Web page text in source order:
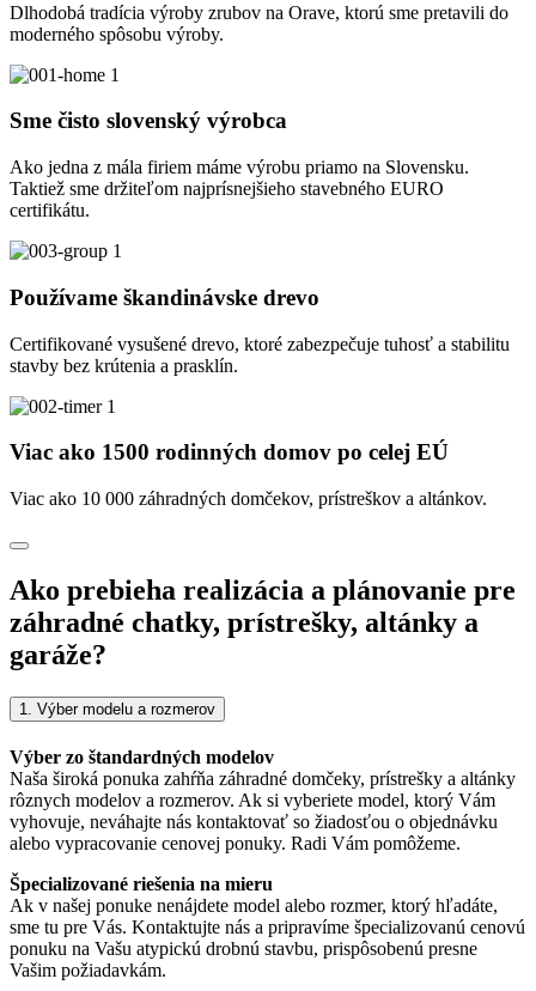
Dlhodobá tradícia výroby zrubov na Orave, ktorú sme pretavili do
moderného spôsobu výroby.
Sme čisto slovenský výrobca
Ako jedna z mála firiem máme výrobu priamo na Slovensku.
Taktiež sme držiteľom najprísnejšieho stavebného EURO
certifikátu.
Používame škandinávske drevo
Certifikované vysušené drevo, ktoré zabezpečuje tuhosť a stabilitu
stavby bez krútenia a prasklín.
Viac ako 1500 rodinných domov po celej EÚ
Viac ako 10 000 záhradných domčekov, prístreškov a altánkov.
Ako prebieha realizácia a plánovanie pre
záhradné chatky, prístrešky, altánky a
garáže?
1. Výber modelu a rozmerov
Výber zo štandardných modelov
Naša široká ponuka zahŕňa záhradné domčeky, prístrešky a altánky
rôznych modelov a rozmerov. Ak si vyberiete model, ktorý Vám
vyhovuje, neváhajte nás kontaktovať so žiadosťou o objednávku
alebo vypracovanie cenovej ponuky. Radi Vám pomôžeme.
Špecializované riešenia na mieru
Ak v našej ponuke nenájdete model alebo rozmer, ktorý hľadáte,
sme tu pre Vás. Kontaktujte nás a pripravíme špecializovanú cenovú
ponuku na Vašu atypickú drobnú stavbu, prispôsobenú presne
Vašim požiadavkám.